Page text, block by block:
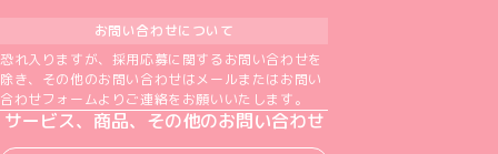
お問い合わせについて
恐れ入りますが、採用応募に関するお問い合わせを
除き、その他のお問い合わせはメールまたはお問い
合わせフォームよりご連絡をお願いいたします。
サービス、商品、その他のお問い合わせ